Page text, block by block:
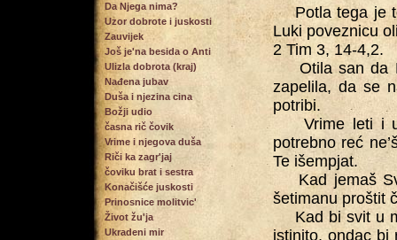
Da Njega nima?
Uzor dobrote i juskosti
Zauvijek
Još je'na besida o Anti
Ulizla dobrota (kraj)
Nađena jubav
Duša i njezina cina
Božji udio
časna rič čovik
Vrime i njegova duša
Riči ka zagr'jaj
čoviku brat i sestra
Konačišće juskosti
Prinosnice molitvic'
Život žu'ja
Ukradeni mir
Potla tega je
Luki poveznicu
2 Tim 3, 14-4,2.
Otila san da
zapelila, da se
potribi.
Vrime leti i u
potrebno reć
Te išempjat.
Kad jemaš
šetimanu proštit
Kad bi svit u
istinito, ondac